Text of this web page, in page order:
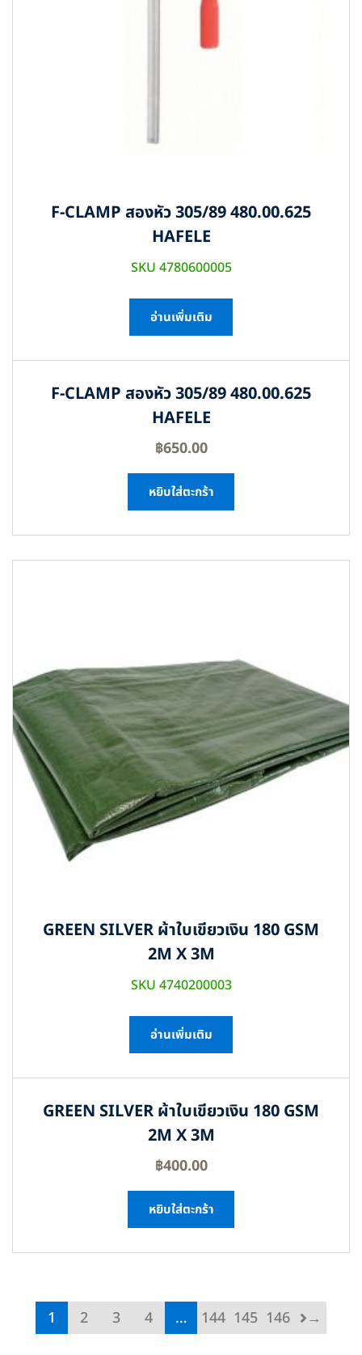
F-CLAMP สองหัว 305/89 480.00.625
HAFELE
SKU 4780600005
อ่านเพิ่มเติม
F-CLAMP สองหัว 305/89 480.00.625
HAFELE
฿650.00
หยิบใส่ตะกร้า
GREEN SILVER ผ้าใบเขียวเงิน 180 GSM
2M X 3M
SKU 4740200003
อ่านเพิ่มเติม
GREEN SILVER ผ้าใบเขียวเงิน 180 GSM
2M X 3M
฿400.00
หยิบใส่ตะกร้า
1 2 3 4 … 144 145 146 →